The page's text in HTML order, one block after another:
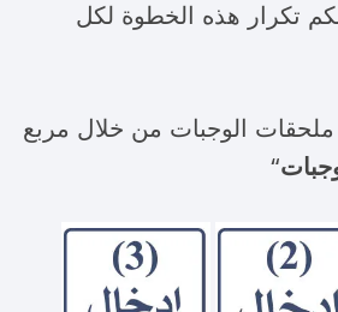
تكرار هذه الخطوة لكل
الوجبات من خلال مربع
“